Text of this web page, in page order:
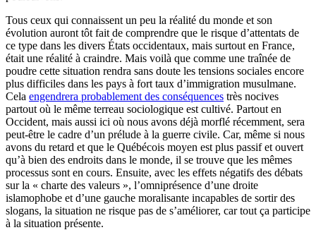
Tous ceux qui connaissent un peu la réalité du monde et son
évolution auront tôt fait de comprendre que le risque d’attentats de
ce type dans les divers États occidentaux, mais surtout en France,
était une réalité à craindre. Mais voilà que comme une traînée de
poudre cette situation rendra sans doute les tensions sociales encore
plus difficiles dans les pays à fort taux d’immigration musulmane.
Cela engendrera probablement des conséquences très nocives
partout où le même terreau sociologique est cultivé. Partout en
Occident, mais aussi ici où nous avons déjà morflé récemment, sera
peut-être le cadre d’un prélude à la guerre civile. Car, même si nous
avons du retard et que le Québécois moyen est plus passif et ouvert
qu’à bien des endroits dans le monde, il se trouve que les mêmes
processus sont en cours. Ensuite, avec les effets négatifs des débats
sur la « charte des valeurs », l’omniprésence d’une droite
islamophobe et d’une gauche moralisante incapables de sortir des
slogans, la situation ne risque pas de s’améliorer, car tout ça participe
à la situation présente.